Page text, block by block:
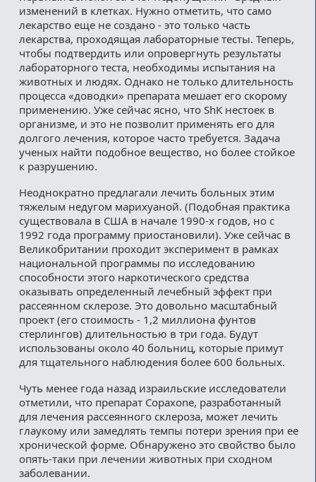
изменений в клетках. Нужно отметить, что само
лекарство еще не создано - это только часть
лекарства, проходящая лабораторные тесты. Теперь,
чтобы подтвердить или опровергнуть результаты
лабораторного теста, необходимы испытания на
животных и людях. Однако не только длительность
процесса «доводки» препарата мешает его скорому
применению. Уже сейчас ясно, что ShK нестоек в
организме, и это не позволит применять его для
долгого лечения, которое часто требуется. Задача
ученых найти подобное вещество, но более стойкое
к разрушению.
Неоднократно предлагали лечить больных этим
тяжелым недугом марихуаной. (Подобная практика
существовала в США в начале 1990-х годов, но с
1992 года программу приостановили). Уже сейчас в
Великобритании проходит эксперимент в рамках
национальной программы по исследованию
способности этого наркотического средства
оказывать определенный лечебный эффект при
рассеянном склерозе. Это довольно масштабный
проект (его стоимость - 1,2 миллиона фунтов
стерлингов) длительностью в три года. Будут
использованы около 40 больниц, которые примут
для тщательного наблюдения более 600 больных.
Чуть менее года назад израильские исследователи
отметили, что препарат Copaxone, разработанный
для лечения рассеянного склероза, может лечить
глаукому или замедлять темпы потери зрения при ее
хронической форме. Обнаружено это свойство было
опять-таки при лечении животных при сходном
заболевании.